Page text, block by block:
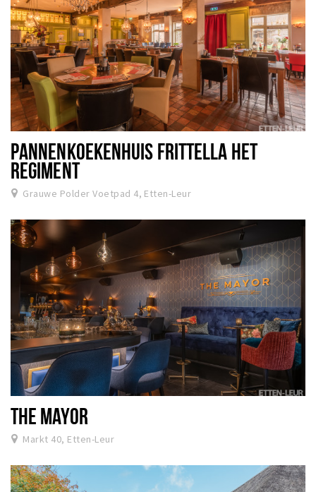
PANNENKOEKENHUIS FRITTELLA HET
REGIMENT
Grauwe Polder Voetpad 4, Etten-Leur
THE MAYOR
Markt 40, Etten-Leur